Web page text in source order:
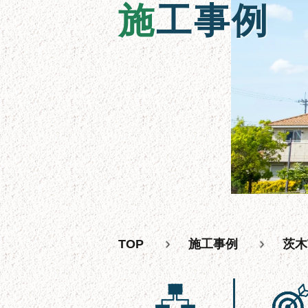
施工事例
TOP 施工事例 茨